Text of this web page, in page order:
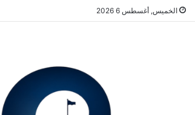
الخميس, أغسطس 6 2026